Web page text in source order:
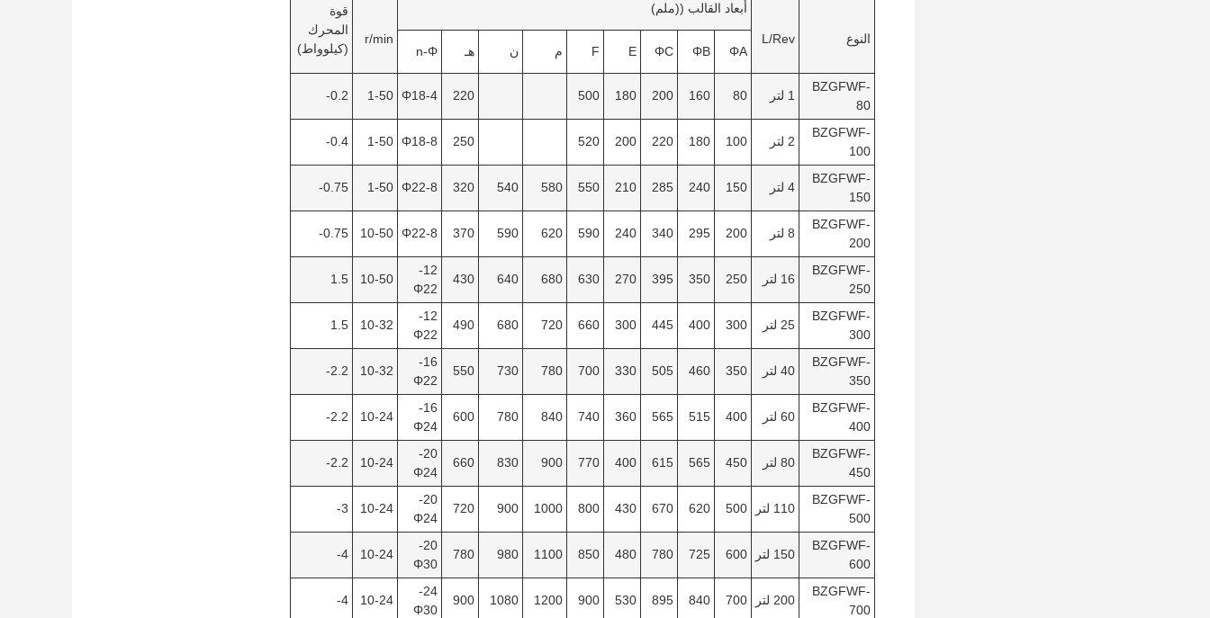
النوع L/Rev
أبعاد القالب ((ملم)
r/min
قوة
المحرك
(كيلوواط)
ΦA
ΦB
ΦC
E
F م ن هـ n-Φ
BZGFWF-
80
1 لتر 80
160
200
180
500
220
4-Φ18
1-50
0.2-
BZGFWF-
100
2 لتر 100
180
220
200
520
250
8-Φ18
1-50
0.4-
BZGFWF-
150
4 لتر 150
240
285
210
550
580
540
320
8-Φ22
1-50
0.75-
BZGFWF-
200
8 لتر 200
295
340
240
590
620
590
370
8-Φ22
10-50
0.75-
BZGFWF-
250
16 لتر 250
350
395
270
630
680
640
430
12-
Φ22
10-50
1.5
BZGFWF-
300
25 لتر 300
400
445
300
660
720
680
490
12-
Φ22
10-32
1.5
BZGFWF-
350
40 لتر 350
460
505
330
700
780
730
550
16-
Φ22
10-32
2.2-
BZGFWF-
400
60 لتر 400
515
565
360
740
840
780
600
16-
Φ24
10-24
2.2-
BZGFWF-
450
80 لتر 450
565
615
400
770
900
830
660
20-
Φ24
10-24
2.2-
BZGFWF-
500
110 لتر 500
620
670
430
800
1000
900
720
20-
Φ24
10-24
3-
BZGFWF-
600
150 لتر 600
725
780
480
850
1100
980
780
20-
Φ30
10-24
4-
BZGFWF-
700
200 لتر 700
840
895
530
900
1200
1080
900
24-
Φ30
10-24
4-